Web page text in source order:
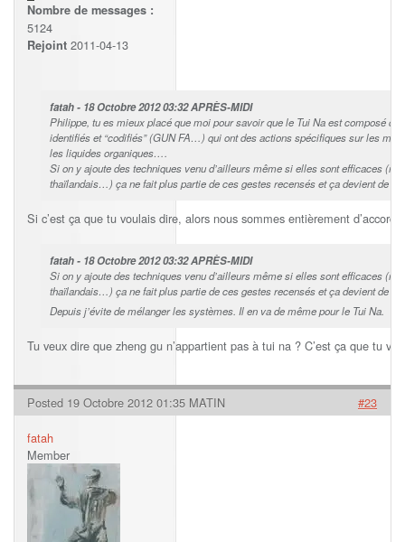
Nombre de messages :
5124
Rejoint 2011-04-13
fatah - 18 Octobre 2012 03:32 APRÈS-MIDI
Philippe, tu es mieux placé que moi pour savoir que le Tui Na est composé de
identifiés et “codifiés” (GUN FA…) qui ont des actions spécifiques sur les
les liquides organiques….
Si on y ajoute des techniques venu d’ailleurs même si elles sont efficaces
thaïlandais…) ça ne fait plus partie de ces gestes recensés et ça devient de
Si c’est ça que tu voulais dire, alors nous sommes entièrement d’accord.
fatah - 18 Octobre 2012 03:32 APRÈS-MIDI
Si on y ajoute des techniques venu d’ailleurs même si elles sont efficaces
thaïlandais…) ça ne fait plus partie de ces gestes recensés et ça devient de
Depuis j’évite de mélanger les systèmes. Il en va de même pour le Tui Na.
Tu veux dire que zheng gu n’appartient pas à tui na ? C’est ça que tu
Posted 19 Octobre 2012 01:35 MATIN #23
fatah
Member